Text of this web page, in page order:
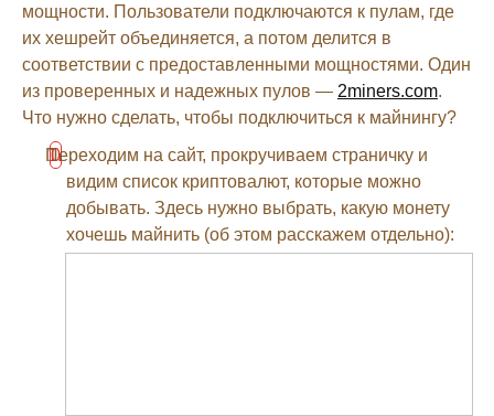
мощности. Пользователи подключаются к пулам, где
их хешрейт объединяется, а потом делится в
соответствии с предоставленными мощностями. Один
из проверенных и надежных пулов — 2miners.com.
Что нужно сделать, чтобы подключиться к майнингу?
Переходим на сайт, прокручиваем страничку и
видим список криптовалют, которые можно
добывать. Здесь нужно выбрать, какую монету
хочешь майнить (об этом расскажем отдельно):